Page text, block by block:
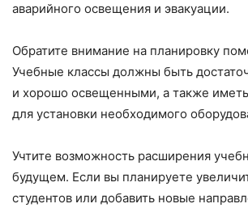
аварийного освещения и эвакуации.
Обратите внимание на планировку
Учебные классы должны быть
и хорошо освещенными, а также
для установки необходимого
Учтите возможность расширения
будущем. Если вы планируете
студентов или добавить новые